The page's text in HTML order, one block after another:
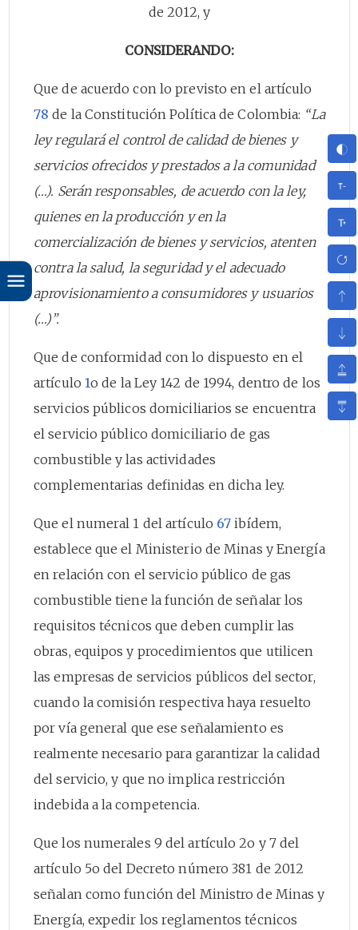
de 2012, y
CONSIDERANDO:
Que de acuerdo con lo previsto en el artículo
78 de la Constitución Política de Colombia: “La
ley regulará el control de calidad de bienes y
servicios ofrecidos y prestados a la comunidad
(…). Serán responsables, de acuerdo con la ley,
quienes en la producción y en la
comercialización de bienes y servicios, atenten
contra la salud, la seguridad y el adecuado
aprovisionamiento a consumidores y usuarios
(…)”.
Que de conformidad con lo dispuesto en el
artículo 1o de la Ley 142 de 1994, dentro de los
servicios públicos domiciliarios se encuentra
el servicio público domiciliario de gas
combustible y las actividades
complementarias definidas en dicha ley.
Que el numeral 1 del artículo 67 ibídem,
establece que el Ministerio de Minas y Energía
en relación con el servicio público de gas
combustible tiene la función de señalar los
requisitos técnicos que deben cumplir las
obras, equipos y procedimientos que utilicen
las empresas de servicios públicos del sector,
cuando la comisión respectiva haya resuelto
por vía general que ese señalamiento es
realmente necesario para garantizar la calidad
del servicio, y que no implica restricción
indebida a la competencia.
Que los numerales 9 del artículo 2o y 7 del
artículo 5o del Decreto número 381 de 2012
señalan como función del Ministro de Minas y
Energía, expedir los reglamentos técnicos